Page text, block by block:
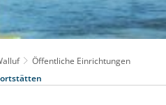
Öffentliche Einrichtungen